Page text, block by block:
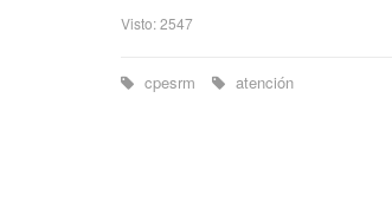
Visto: 2547
cpesrm atención